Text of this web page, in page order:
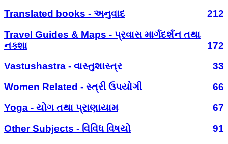
Translated books - અનુવાદ
212
Travel Guides & Maps - પ્રવાસ માર્ગદર્શન તથા
નક્શા
172
Vastushastra - વાસ્તુશાસ્ત્ર
33
Women Related - સ્ત્રી ઉપયોગી
66
Yoga - યોગ તથા પ્રાણાયામ
67
Other Subjects - વિવિધ વિષયો
91